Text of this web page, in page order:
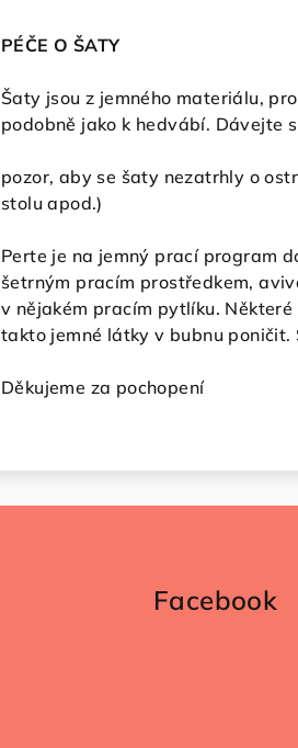
PÉČE O ŠATY
Šaty jsou z jemného materiálu,
podobně jako k hedvábí. Dávejte
pozor, aby se šaty nezatrhly o
stolu apod.)
Perte je na jemný prací program
šetrným pracím prostředkem,
v nějakém pracím pytlíku.
takto jemné látky v bubnu
Děkujeme za pochopení
Facebook